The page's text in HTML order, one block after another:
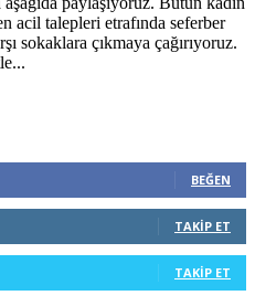
acil talepleri etrafında seferber
sokaklara çıkmaya çağırıyoruz.
BEĞEN
TAKIP ET
TAKIP ET